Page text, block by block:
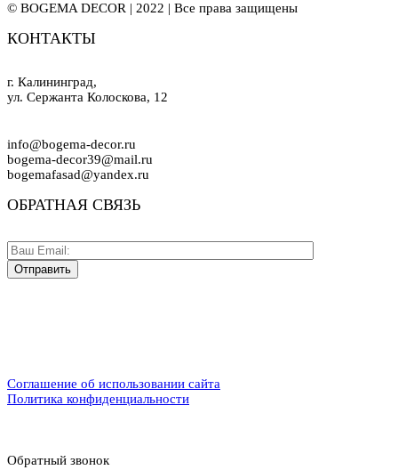
© BOGEMA DECOR | 2022 | Все права защищены
КОНТАКТЫ
г. Калининград,
ул. Сержанта Колоскова, 12
info@bogema-decor.ru
bogema-decor39@mail.ru
bogemafasad@yandex.ru
ОБРАТНАЯ СВЯЗЬ
Соглашение об использовании сайта
Политика конфиденциальности
Обратный звонок